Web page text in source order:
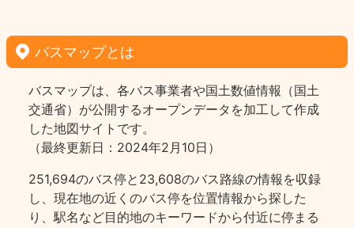
バスマップとは
バスマップは、各バス事業者や国土数値情報（国土
交通省）が公開するオープンデータを加工して作成
した地図サイトです。
（最終更新日：2024年2月10日）
251,694のバス停と23,608のバス路線の情報を収録
し、現在地の近くのバス停を位置情報から探した
り、駅名など目的地のキーワードから付近に停まる